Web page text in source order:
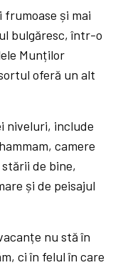
și mai
bulgăresc, într-o
Munților
oferă un alt
niveluri, include
camere
de bine,
și de peisajul
nu stă în
ci în felul în care